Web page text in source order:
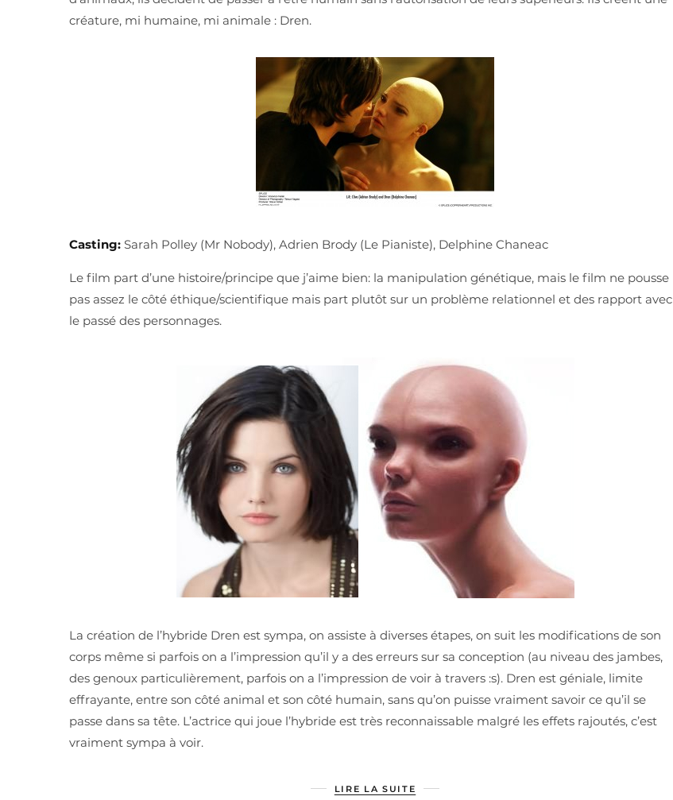
créature, mi humaine, mi animale : Dren.
Casting: Sarah Polley (Mr Nobody), Adrien Brody (Le Pianiste), Delphine Chaneac
Le film part d’une histoire/principe que j’aime bien: la manipulation génétique, mais le film ne pousse
pas assez le côté éthique/scientifique mais part plutôt sur un problème relationnel et des rapport avec
le passé des personnages.
La création de l’hybride Dren est sympa, on assiste à diverses étapes, on suit les modifications de son
corps même si parfois on a l’impression qu’il y a des erreurs sur sa conception (au niveau des jambes,
des genoux particulièrement, parfois on a l’impression de voir à travers :s). Dren est géniale, limite
effrayante, entre son côté animal et son côté humain, sans qu’on puisse vraiment savoir ce qu’il se
passe dans sa tête. L’actrice qui joue l’hybride est très reconnaissable malgré les effets rajoutés, c’est
vraiment sympa à voir.
LIRE LA SUITE